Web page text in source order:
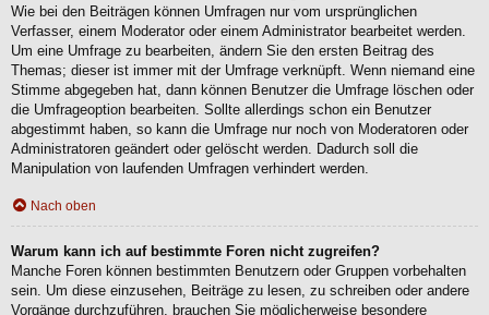
Wie bei den Beiträgen können Umfragen nur vom ursprünglichen
Verfasser, einem Moderator oder einem Administrator bearbeitet werden.
Um eine Umfrage zu bearbeiten, ändern Sie den ersten Beitrag des
Themas; dieser ist immer mit der Umfrage verknüpft. Wenn niemand eine
Stimme abgegeben hat, dann können Benutzer die Umfrage löschen oder
die Umfrageoption bearbeiten. Sollte allerdings schon ein Benutzer
abgestimmt haben, so kann die Umfrage nur noch von Moderatoren oder
Administratoren geändert oder gelöscht werden. Dadurch soll die
Manipulation von laufenden Umfragen verhindert werden.
Nach oben
Warum kann ich auf bestimmte Foren nicht zugreifen?
Manche Foren können bestimmten Benutzern oder Gruppen vorbehalten
sein. Um diese einzusehen, Beiträge zu lesen, zu schreiben oder andere
Vorgänge durchzuführen, brauchen Sie möglicherweise besondere